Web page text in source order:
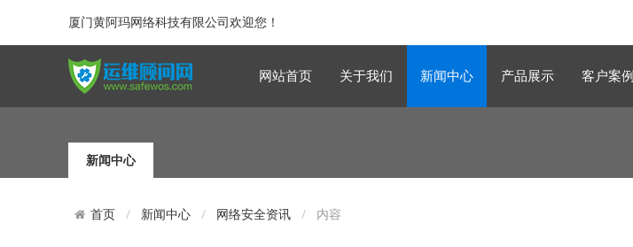
厦门黄阿玛网络科技有限公司欢迎您！
网站首页 关于我们 新闻中心 产品展示 客户案例
新闻中心
首页 新闻中心 网络安全资讯 内容